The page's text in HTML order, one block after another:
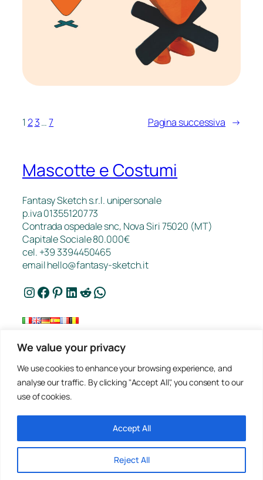
We value your privacy
We use cookies to enhance your browsing experience, and
analyse our traffic. By clicking "Accept All", you consent to our
use of cookies.
Reject All
Accept All
123…7 Pagina successiva →
Mascotte e Costumi
Fantasy Sketch s.r.l. unipersonale
p.iva 01355120773
Contrada ospedale snc, Nova Siri 75020 (MT)
Capitale Sociale 80.000€
cel. +39 3394450465
emailhello@fantasy-sketch.it
Instagram Facebook Pinterest LinkedIn Reddit WhatsApp
Lavori
Contatti
Privacy